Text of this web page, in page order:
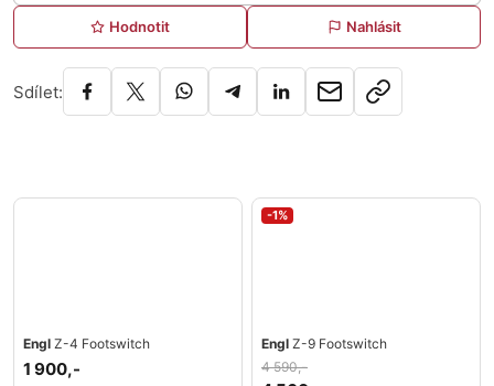
Hodnotit Nahlásit
Sdílet:
Engl Z-4 Footswitch
1 900,-
-1%
Engl Z-9 Footswitch
4 590,-